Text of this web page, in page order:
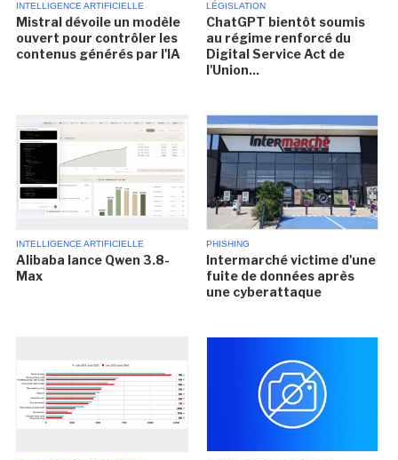
INTELLIGENCE ARTIFICIELLE
Mistral dévoile un modèle
ouvert pour contrôler les
contenus générés par l'IA
LÉGISLATION
ChatGPT bientôt soumis
au régime renforcé du
Digital Service Act de
l'Union...
INTELLIGENCE ARTIFICIELLE
Alibaba lance Qwen 3.8-
Max
PHISHING
Intermarché victime d'une
fuite de données après
une cyberattaque